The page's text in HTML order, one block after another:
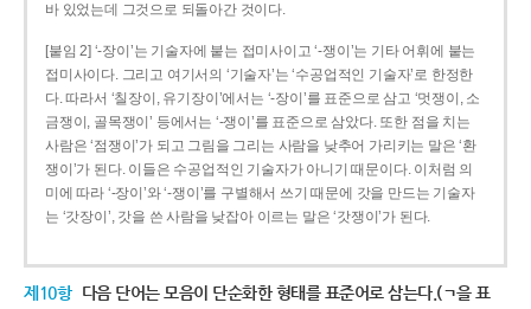
바 있었는데 그것으로 되돌아간 것이다.
[붙임 2] ‘-장이’는 기술자에 붙는 접미사이고 ‘-쟁이’는 기타 어휘에 붙는
접미사이다. 그리고 여기서의 ‘기술자’는 ‘수공업적인 기술자’로 한정한
다. 따라서 ‘칠장이, 유기장이’에서는 ‘-장이’를 표준으로 삼고 ‘멋쟁이, 소
금쟁이, 골목쟁이’ 등에서는 ‘-쟁이’를 표준으로 삼았다. 또한 점을 치는
사람은 ‘점쟁이’가 되고 그림을 그리는 사람을 낮추어 가리키는 말은 ‘환
쟁이’가 된다. 이들은 수공업적인 기술자가 아니기 때문이다. 이처럼 의
미에 따라 ‘-장이’와 ‘-쟁이’를 구별해서 쓰기 때문에 갓을 만드는 기술자
는 ‘갓장이’, 갓을 쓴 사람을 낮잡아 이르는 말은 ‘갓쟁이’가 된다.
제10항 다음 단어는 모음이 단순화한 형태를 표준어로 삼는다.(ㄱ을 표